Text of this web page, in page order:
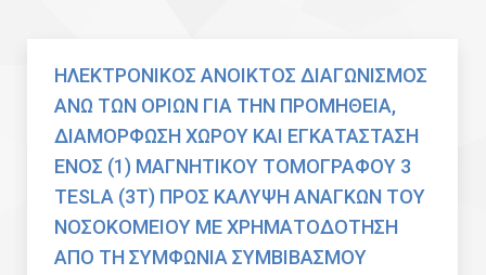
ΗΛΕΚΤΡΟΝΙΚΟΣ ΑΝΟΙΚΤΟΣ ΔΙΑΓΩΝΙΣΜΟΣ
ΑΝΩ ΤΩΝ ΟΡΙΩΝ ΓΙΑ ΤΗΝ ΠΡΟΜΗΘΕΙΑ,
ΔΙΑΜΟΡΦΩΣΗ ΧΩΡΟΥ ΚΑΙ ΕΓΚΑΤΑΣΤΑΣΗ
ΕΝΟΣ (1) ΜΑΓΝΗΤΙΚΟΥ ΤΟΜΟΓΡΑΦΟΥ 3
TESLA (3T) ΠΡΟΣ ΚΑΛΥΨΗ ΑΝΑΓΚΩΝ ΤΟΥ
ΝΟΣΟΚΟΜΕΙΟΥ ΜΕ ΧΡΗΜΑΤΟΔΟΤΗΣΗ
ΑΠΟ ΤΗ ΣΥΜΦΩΝΙΑ ΣΥΜΒΙΒΑΣΜΟΥ